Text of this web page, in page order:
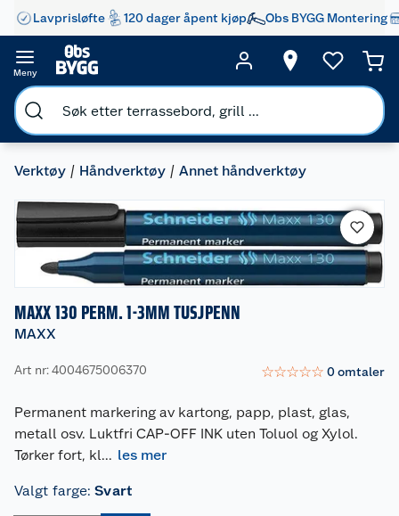
Lavprisløfte 120 dager åpent kjøp Obs BYGG Montering
Meny
Verktøy Håndverktøy Annet håndverktøy
MAXX 130 PERM. 1-3MM TUSJPENN
MAXX
Art nr: 4004675006370 ☆☆☆☆☆ 0omtaler
Permanent markering av kartong, papp, plast, glas,
metall osv. Luktfri CAP-OFF INK uten Toluol og Xylol.
Tørker fort, kl... les mer
Valgt farge: Svart